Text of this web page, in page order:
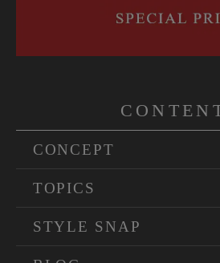
CONCEPT
TOPICS
STYLE SNAP